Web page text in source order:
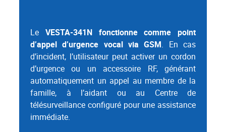
Le VESTA-341N fonctionne comme point
d’appel d’urgence vocal via GSM. En cas
d’incident, l’utilisateur peut activer un cordon
d’urgence ou un accessoire RF, générant
automatiquement un appel au membre de la
famille, à l’aidant ou au Centre de
télésurveillance configuré pour une assistance
immédiate.